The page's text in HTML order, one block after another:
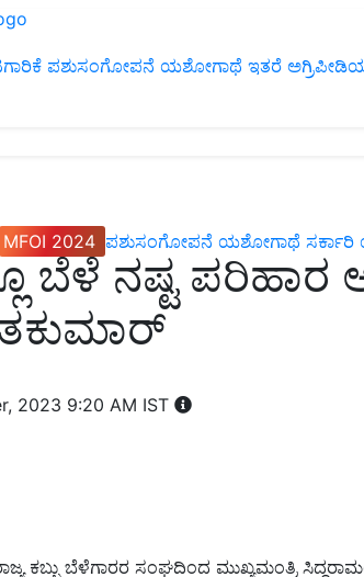
ಪಶುಸಂಗೋಪನೆ ಯಶೋಗಾಥೆ ಇತರೆ
MFOI 2024 ಪಶುಸಂಗೋಪನೆ ಯಶೋಗಾಥೆ
ಬೆಳೆ ನಷ್ಟ ಪರಿಹಾರ
2023 9:20 AM IST
ಕಬ್ಬು ಬೆಳೆಗಾರರ ಸಂಘದಿಂದ ಮುಖ್ಯಮಂತ್ರಿ